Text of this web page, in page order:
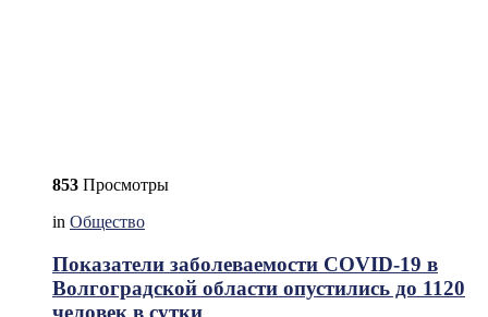
853 Просмотры
in Общество
Показатели заболеваемости COVID-19 в
Волгоградской области опустились до 1120
человек в сутки